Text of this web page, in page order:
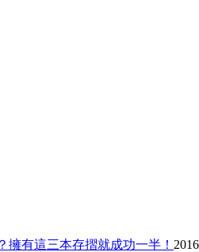
擁有這三本存摺就成功一半！